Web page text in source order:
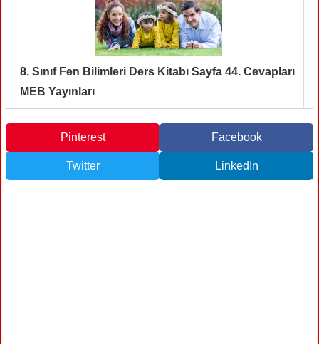
8. Sınıf Fen Bilimleri Ders Kitabı Sayfa 44. Cevapları
MEB Yayınları
Pinterest Facebook
Twitter LinkedIn